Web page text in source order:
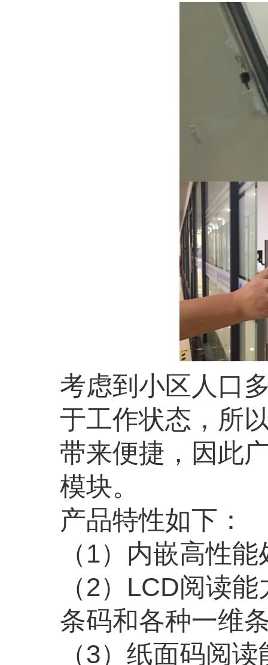
考虑到小区人口
于工作状态，所
带来便捷，因此
模块。
产品特性如下：
（ 1）内嵌高性
（2） LCD阅读能
条码和各种一维
（3）纸面码阅